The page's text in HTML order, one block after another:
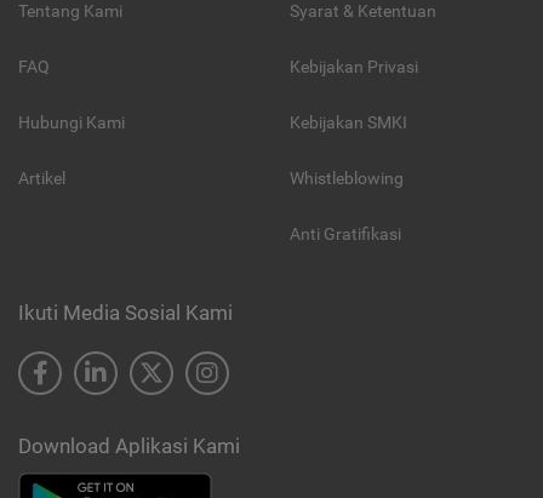
Tentang Kami
FAQ
Hubungi Kami
Artikel
Syarat & Ketentuan
Kebijakan Privasi
Kebijakan SMKI
Whistleblowing
Anti Gratifikasi
Ikuti Media Sosial Kami
Download Aplikasi Kami